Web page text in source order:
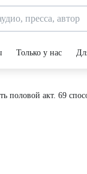
Только у нас
половой акт. 69